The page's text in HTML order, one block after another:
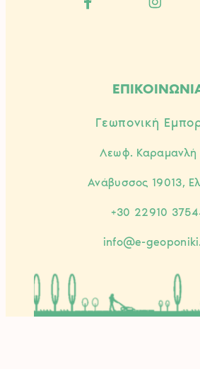
Γεωπονική
Λεωφ. Καραμανλή
Ανάβυσσος 19013,
+30 22910
info@e-